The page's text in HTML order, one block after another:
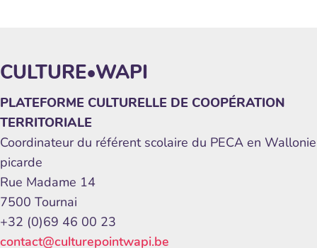
CULTURE•WAPI
PLATEFORME CULTURELLE DE COOPÉRATION
TERRITORIALE
Coordinateur du référent scolaire du PECA en Wallonie
picarde
Rue Madame 14
7500 Tournai
+32 (0)69 46 00 23
contact@culturepointwapi.be